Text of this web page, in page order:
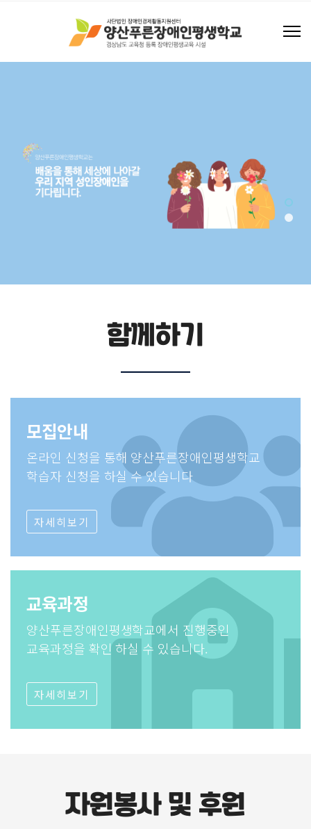
조화로운 세상을 만들어갑니다
해피빈 후원하기
함께하기
모집안내
온라인 신청을 통해 양산푸른장애인평생학교
학습자 신청을 하실 수 있습니다
자세히보기
교육과정
양산푸른장애인평생학교에서 진행중인
교육과정을 확인 하실 수 있습니다.
자세히보기
자원봉사 및 후원